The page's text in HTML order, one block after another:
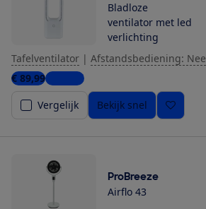
Bladloze
ventilator met led
verlichting
Tafelventilator | Afstandsbediening: Nee
€ 89,991 winkel
Vergelijk
Bekijk snel
ProBreeze
Airflo 43